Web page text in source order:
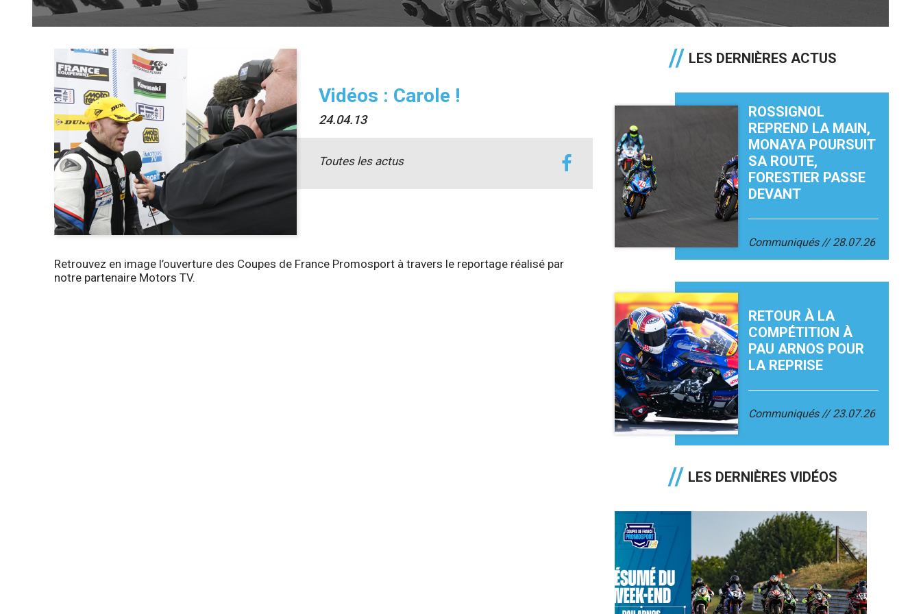
Vidéos : Carole !
24.04.13
Toutes les actus
Retrouvez en image l’ouverture des Coupes de France Promosport à travers le reportage réalisé par
notre partenaire Motors TV.
LES DERNIÈRES ACTUS
ROSSIGNOL
REPREND LA MAIN,
MONAYA POURSUIT
SA ROUTE,
FORESTIER PASSE
DEVANT
Communiqués 28.07.26
RETOUR À LA
COMPÉTITION À
PAU ARNOS POUR
LA REPRISE
Communiqués 23.07.26
LES DERNIÈRES VIDÉOS